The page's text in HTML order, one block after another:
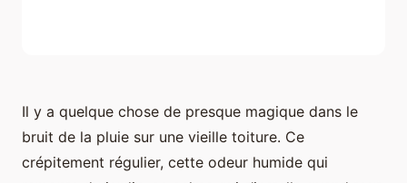
Il y a quelque chose de presque magique dans le
bruit de la pluie sur une vieille toiture. Ce
crépitement régulier, cette odeur humide qui